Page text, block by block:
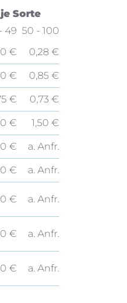
Sorte
49 50 - 100
€ 0,28 €
€ 0,85 €
€ 0,73 €
€ 1,50 €
€ a. Anfr.
€ a. Anfr.
€ a. Anfr.
€ a. Anfr.
€ a. Anfr.